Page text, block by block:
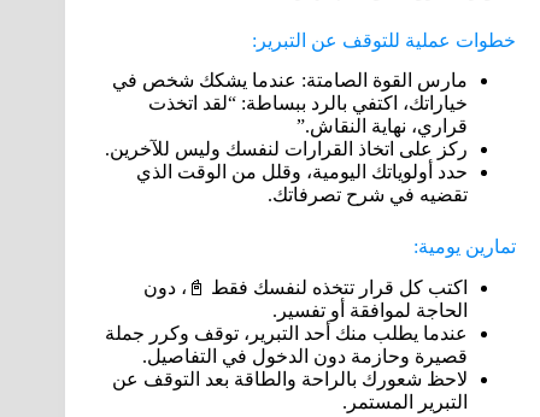
خطوات عملية للتوقف عن التبرير:
مارس القوة الصامتة: عندما يشكك شخص في
خياراتك، اكتفي بالرد ببساطة: “لقد اتخذت
قراري، نهاية النقاش.”
ركز على اتخاذ القرارات لنفسك وليس للآخرين.
حدد أولوياتك اليومية، وقلل من الوقت الذي
تقضيه في شرح تصرفاتك.
تمارين يومية:
اكتب كل قرار تتخذه لنفسك فقط 📓، دون
الحاجة لموافقة أو تفسير.
عندما يطلب منك أحد التبرير، توقف وكرر جملة
قصيرة وحازمة دون الدخول في التفاصيل.
لاحظ شعورك بالراحة والطاقة بعد التوقف عن
التبرير المستمر.